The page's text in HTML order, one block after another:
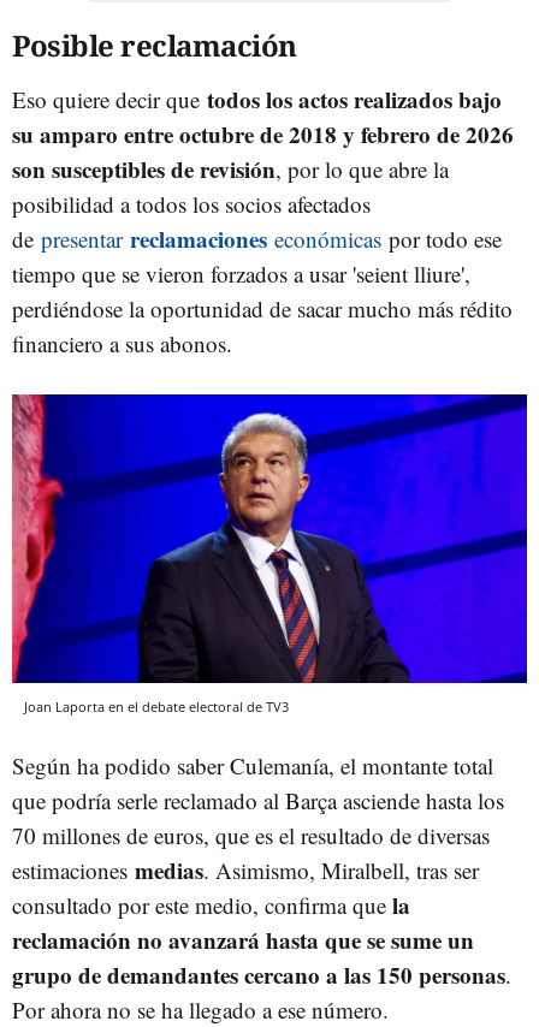
Posible reclamación
Eso quiere decir que todos los actos realizados bajo
su amparo entre octubre de 2018 y febrero de 2026
son susceptibles de revisión, por lo que abre la
posibilidad a todos los socios afectados
de presentar reclamaciones económicas por todo ese
tiempo que se vieron forzados a usar 'seient lliure',
perdiéndose la oportunidad de sacar mucho más rédito
financiero a sus abonos.
Joan Laporta en el debate electoral de TV3
Según ha podido saber Culemanía, el montante total
que podría serle reclamado al Barça asciende hasta los
70 millones de euros, que es el resultado de diversas
estimaciones medias. Asimismo, Miralbell, tras ser
consultado por este medio, confirma que la
reclamación no avanzará hasta que se sume un
grupo de demandantes cercano a las 150 personas.
Por ahora no se ha llegado a ese número.